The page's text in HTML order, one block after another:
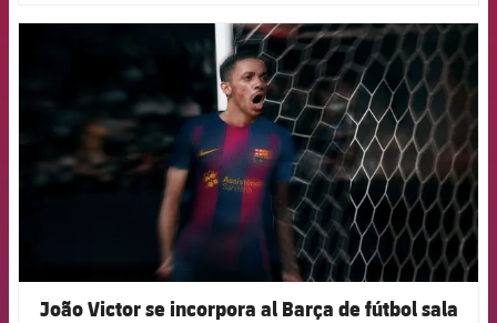
FCB Barcelona badge
João Victor se incorpora al Barça de fútbol sala